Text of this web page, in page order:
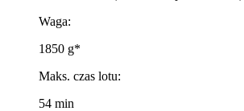
Waga:
1850 g*
Maks. czas lotu:
54 min